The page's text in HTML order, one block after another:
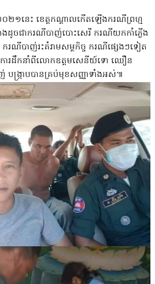
២០២១នេះ ខេត្តកណ្ដាលកើតឡើងករណីព្រហ្ម
ដូចជាករណីបាញ់បោះសេរី ករណីយកកាំភ្លើង
ករណីបាញ់រះគំរាមសម្ថកិច្ច ករណីផ្សេងៗទៀត
ការដឹកនាំពីលោកឧត្តមសេនីយ៍ទោ ឈឿន
បង្ក្រាបបានគ្រប់មុខសញ្ញាទាំងអស់៕